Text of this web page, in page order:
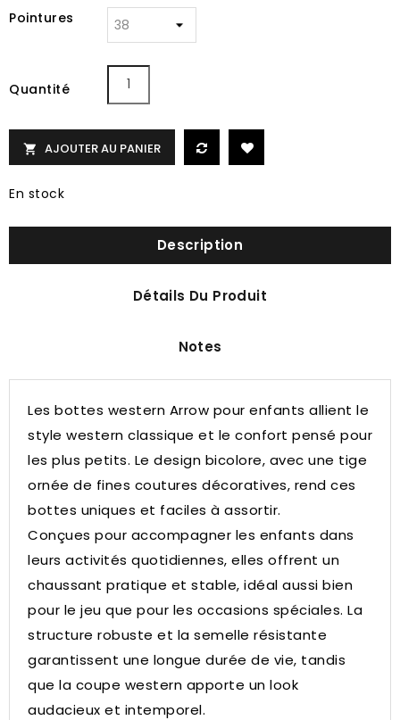
Pointures
Quantité
 AJOUTER AU PANIER
En stock
Description
Détails Du Produit
Notes
Les bottes western Arrow pour enfants allient le
style western classique et le confort pensé pour
les plus petits. Le design bicolore, avec une tige
ornée de fines coutures décoratives, rend ces
bottes uniques et faciles à assortir.
Conçues pour accompagner les enfants dans
leurs activités quotidiennes, elles offrent un
chaussant pratique et stable, idéal aussi bien
pour le jeu que pour les occasions spéciales. La
structure robuste et la semelle résistante
garantissent une longue durée de vie, tandis
que la coupe western apporte un look
audacieux et intemporel.